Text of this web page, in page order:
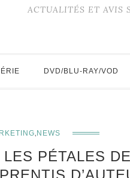
ACTUALITÉS ET AVIS
DVD/BLU-RAY/VOD
, NEWS
PÉTALES